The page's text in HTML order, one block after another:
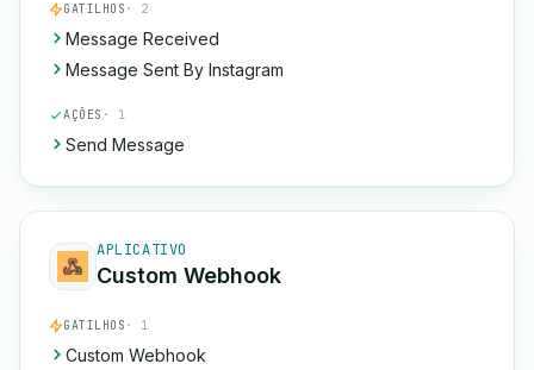
GATILHOS · 2
Message Received
Message Sent By Instagram
AÇÕES · 1
Send Message
APLICATIVO
Custom Webhook
GATILHOS · 1
Custom Webhook